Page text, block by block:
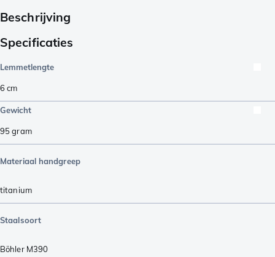
Beschrijving
Specificaties
Lemmetlengte
6cm
Gewicht
95gram
Materiaal handgreep
titanium
Staalsoort
Böhler M390